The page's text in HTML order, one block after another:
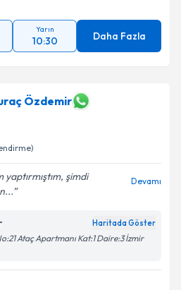
Yarın
10:30 Daha Fazla
Özdemir
şimdi
Devamı
Haritada Göster
Ataç Apartmanı Kat:1 Daire:3 İzmir